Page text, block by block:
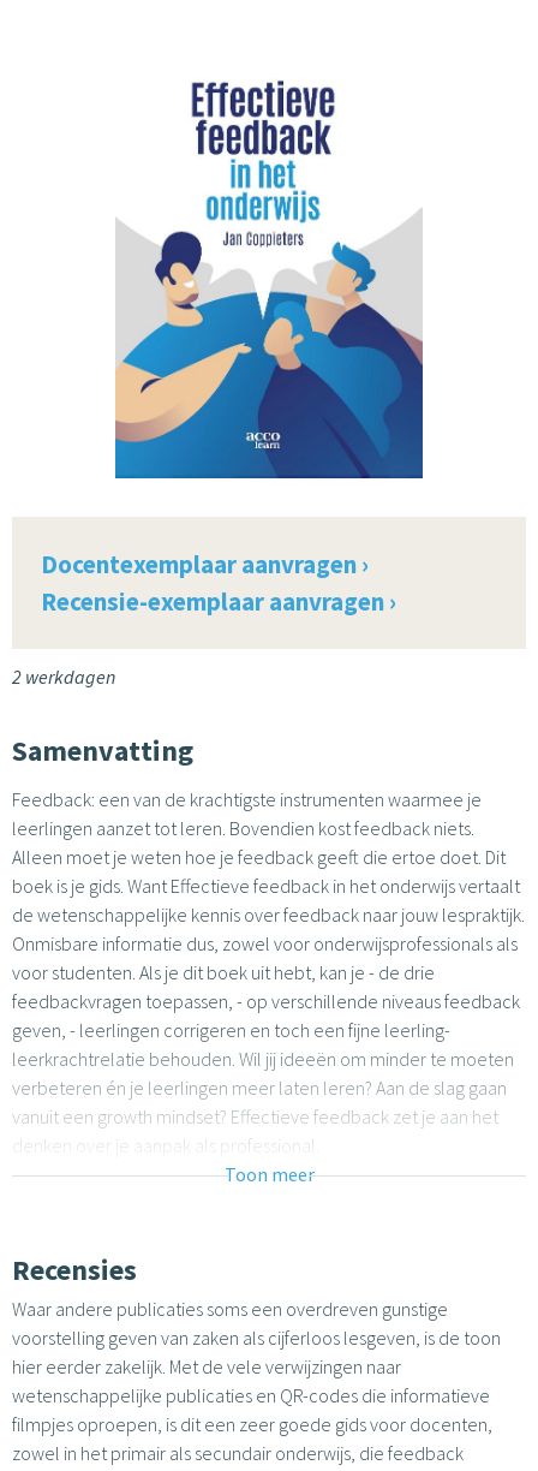
Docentexemplaar aanvragen ›
Recensie-exemplaar aanvragen ›
2 werkdagen
Samenvatting
Feedback: een van de krachtigste instrumenten waarmee je
leerlingen aanzet tot leren. Bovendien kost feedback niets.
Alleen moet je weten hoe je feedback geeft die ertoe doet. Dit
boek is je gids. Want Effectieve feedback in het onderwijs vertaalt
de wetenschappelijke kennis over feedback naar jouw lespraktijk.
Onmisbare informatie dus, zowel voor onderwijsprofessionals als
voor studenten. Als je dit boek uit hebt, kan je - de drie
feedbackvragen toepassen, - op verschillende niveaus feedback
geven, - leerlingen corrigeren en toch een fijne leerling-
leerkrachtrelatie behouden. Wil jij ideeën om minder te moeten
verbeteren én je leerlingen meer laten leren? Aan de slag gaan
vanuit een growth mindset? Effectieve feedback zet je aan het
denken over je aanpak als professional.
Toon meer
Recensies
Waar andere publicaties soms een overdreven gunstige
voorstelling geven van zaken als cijferloos lesgeven, is de toon
hier eerder zakelijk. Met de vele verwijzingen naar
wetenschappelijke publicaties en QR-codes die informatieve
filmpjes oproepen, is dit een zeer goede gids voor docenten,
zowel in het primair als secundair onderwijs, die feedback